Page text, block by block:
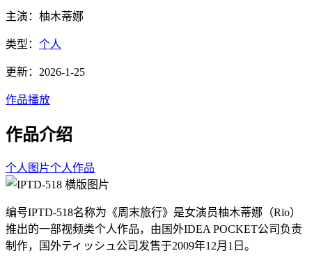
主演：柚木蒂娜
类型： 个人
更新：2026-1-25
作品播放
作品介绍
个人图片个人作品
编号IPTD-518名称为《周末旅行》是女演员柚木蒂娜（Rio）
推出的一部视频类个人作品，由国外IDEA POCKET公司负责
制作，国外ティッシュ公司发售于2009年12月1日。